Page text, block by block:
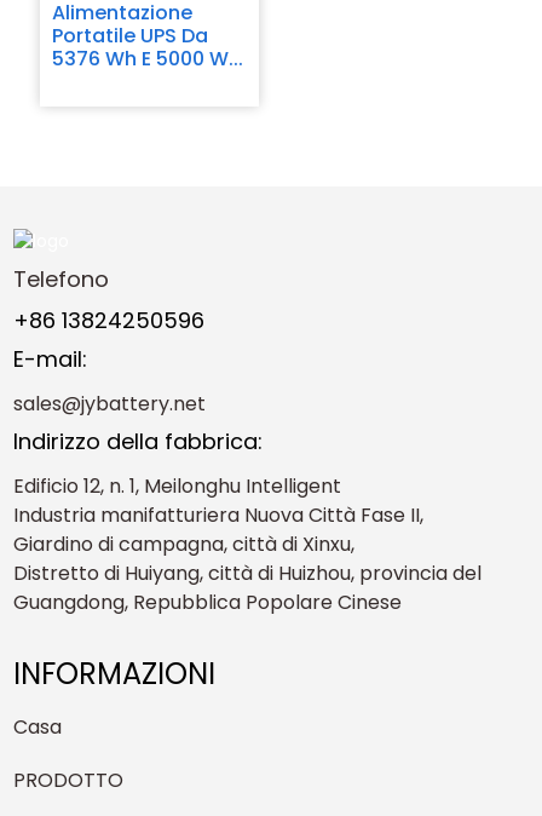
Alimentazione
Portatile UPS Da
5376 Wh E 5000 W...
Telefono
+86 13824250596
E-mail:
sales@jybattery.net
Indirizzo della fabbrica:
Edificio 12, n. 1, Meilonghu Intelligent
Industria manifatturiera Nuova Città Fase II,
Giardino di campagna, città di Xinxu,
Distretto di Huiyang, città di Huizhou, provincia del
Guangdong, Repubblica Popolare Cinese
INFORMAZIONI
Casa
PRODOTTO